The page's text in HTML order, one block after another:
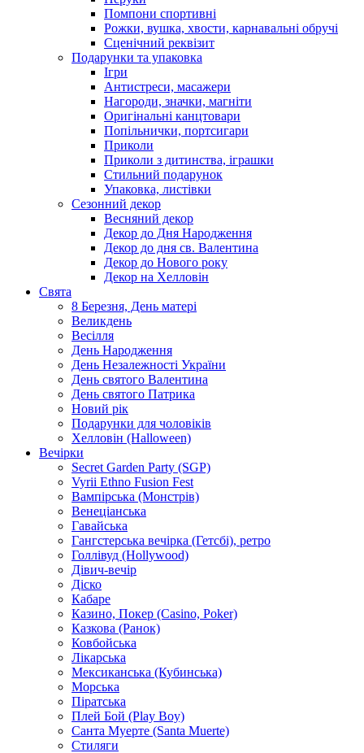
Помпони спортивні
Рожки, вушка, хвости, карнавальні обручі
Сценічний реквізит
Подарунки та упаковка
Ігри
Антистреси, масажери
Нагороди, значки, магніти
Оригінальні канцтовари
Попільнички, портсигари
Приколи
Приколи з дитинства, іграшки
Стильний подарунок
Упаковка, листівки
Сезонний декор
Весняний декор
Декор до Дня Народження
Декор до дня св. Валентина
Декор до Нового року
Декор на Хелловін
Свята
8 Березня, День матері
Великдень
Весілля
День Народження
День Незалежності України
День святого Валентина
День святого Патрика
Новий рік
Подарунки для чоловіків
Хелловін (Halloween)
Вечірки
Secret Garden Party (SGP)
Vyrii Ethno Fusion Fest
Вампірська (Монстрів)
Венеціанська
Гавайська
Гангстерська вечірка (Гетсбі), ретро
Голлівуд (Hollywood)
Дівич-вечір
Діско
Кабаре
Казино, Покер (Casino, Poker)
Казкова (Ранок)
Ковбойська
Лікарська
Мексиканська (Кубинська)
Морська
Піратська
Плей Бой (Play Boy)
Санта Муерте (Santa Muerte)
Стиляги